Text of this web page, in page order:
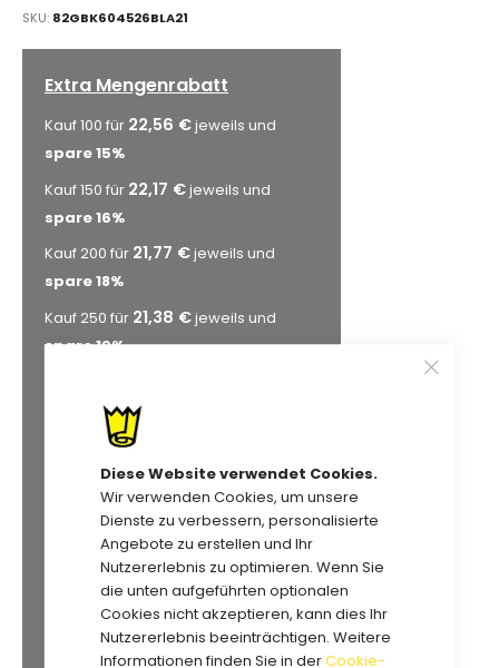
Diese Website verwendet Cookies.
Wir verwenden Cookies, um unsere
Dienste zu verbessern, personalisierte
Angebote zu erstellen und Ihr
Nutzererlebnis zu optimieren. Wenn Sie
die unten aufgeführten optionalen
Cookies nicht akzeptieren, kann dies Ihr
Nutzererlebnis beeinträchtigen. Weitere
Informationen finden Sie in derCookie-
SKU 82GBK604526BLA21
Extra Mengenrabatt
Kauf 100 für 22,56 €jeweils und
spare15%
Kauf 150 für 22,17 €jeweils und
spare16%
Kauf 200 für 21,77 €jeweils und
spare18%
Kauf 250 für 21,38 €jeweils und
spare19%
21%
Kauf 350 für20,58 €
22%
20,32 €
jeweils und
23%
Kauf 450 für20,19 € jeweils und
23%
Kauf 500 für20,06 € jeweils und